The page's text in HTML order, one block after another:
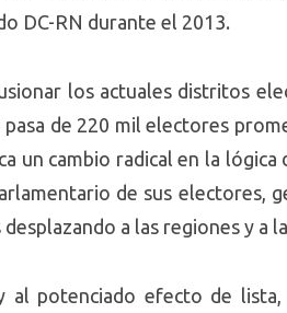
DC-RN durante el 2013.
los actuales distritos
de 220 mil electores
cambio radical en la lógica
de sus electores,
a las regiones y a
al potenciado efecto de